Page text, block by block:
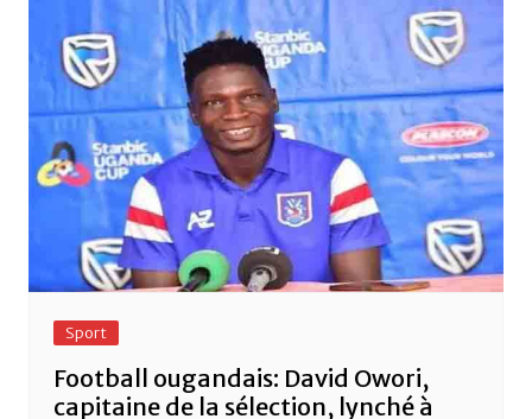
o
k
p
Sport
Football ougandais: David Owori,
capitaine de la sélection, lynché à